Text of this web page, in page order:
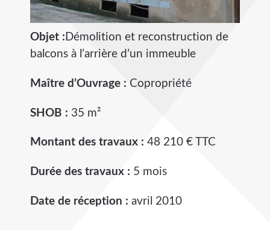
Objet : Démolition et reconstruction de
balcons à l’arrière d’un immeuble
Maître d’Ouvrage : Copropriété
SHOB : 35 m²
Montant des travaux : 48 210 € TTC
Durée des travaux : 5 mois
Date de réception : avril 2010